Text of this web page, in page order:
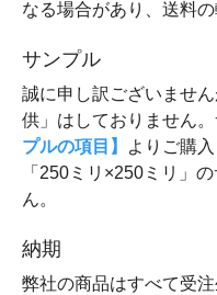
なる場合があり、送料の
サンプル
誠に申し訳ございませ
供」はしておりません
プルの項目】
よりご購
「250ミリ×250ミリ」
ん。
納期
弊社の商品はすべて受